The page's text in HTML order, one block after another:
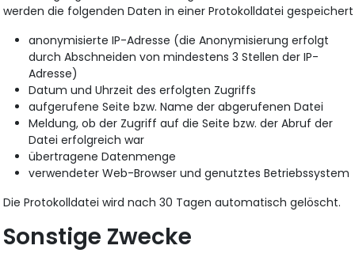
werden die folgenden Daten in einer Protokolldatei gespeichert
anonymisierte IP-Adresse (die Anonymisierung erfolgt
durch Abschneiden von mindestens 3 Stellen der IP-
Adresse)
Datum und Uhrzeit des erfolgten Zugriffs
aufgerufene Seite bzw. Name der abgerufenen Datei
Meldung, ob der Zugriff auf die Seite bzw. der Abruf der
Datei erfolgreich war
übertragene Datenmenge
verwendeter Web-Browser und genutztes Betriebssystem
Die Protokolldatei wird nach 30 Tagen automatisch gelöscht.
Sonstige Zwecke